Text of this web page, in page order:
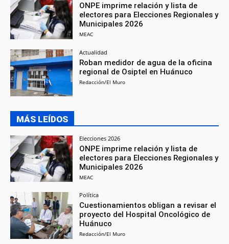
ONPE imprime relación y lista de
electores para Elecciones Regionales y
Municipales 2026
MEAC
Actualidad
Roban medidor de agua de la oficina
regional de Osiptel en Huánuco
Redacción/El Muro
MÁS LEÍDOS
Elecciones 2026
ONPE imprime relación y lista de
electores para Elecciones Regionales y
Municipales 2026
MEAC
Política
Cuestionamientos obligan a revisar el
proyecto del Hospital Oncológico de
Huánuco
Redacción/El Muro